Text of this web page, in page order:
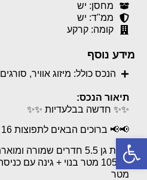
פתח סרגל נגישות
מחסן: יש
ממ"ד: יש
קומה: קרקע
מידע נוסף
הנכס כולל: מיזוג אוויר, סורגים
תיאור הנכס:
✨✨ חדשה בבלעדיות ✨✨
📢📢 ברוכים הבאים לתפוצות 16 רמת גן 📢📢
דירת גן 5.5 חדרים שמורה ומוארת!
מטר